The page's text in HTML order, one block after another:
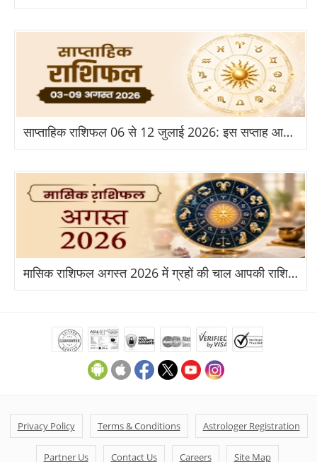
साप्ताहिक राशिफल 06 से 12 जुलाई 2026: इस सप्ताह आपकी राशि के लिए क्या है खास?
मासिक राशिफल अगस्त 2026 में ग्रहों की चाल आपकी राशि पर क्या असर डालेगी?
Privacy Policy Terms & Conditions Astrologer Registration
Partner Us Contact Us Careers Site Map